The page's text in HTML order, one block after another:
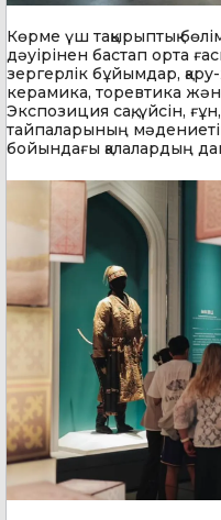
Көрме үш тақырыптық
дәуірінен бастап орта
зергерлік бұйымдар,
керамика, торевтика
Экспозиция сақ, үйсін,
тайпаларының
бойындағы қалалардың